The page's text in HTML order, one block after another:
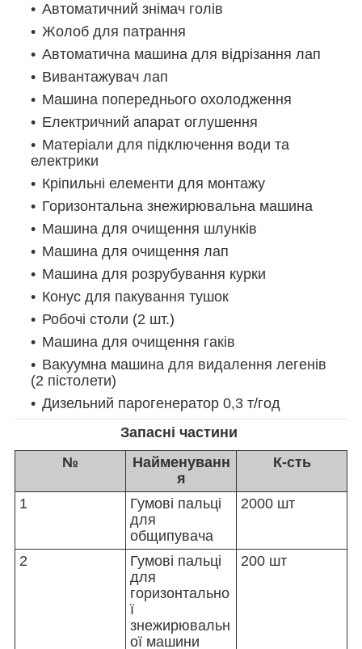
Автоматичний знімач голів
Жолоб для патрання
Автоматична машина для відрізання лап
Вивантажувач лап
Машина попереднього охолодження
Електричний апарат оглушення
Матеріали для підключення води та
електрики
Кріпильні елементи для монтажу
Горизонтальна знежирювальна машина
Машина для очищення шлунків
Машина для очищення лап
Машина для розрубування курки
Конус для пакування тушок
Робочі столи (2 шт.)
Машина для очищення гаків
Вакуумна машина для видалення легенів
(2 пістолети)
Дизельний парогенератор 0,3 т/год
Запасні частини
№
Найменуванн
я
К-сть
1
Гумові пальці
для
общипувача
2000 шт
2
Гумові пальці
для
горизонтально
ї
знежирювальн
ої машини
200 шт